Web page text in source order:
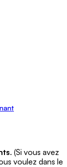
. (Si vous avez
voulez dans le